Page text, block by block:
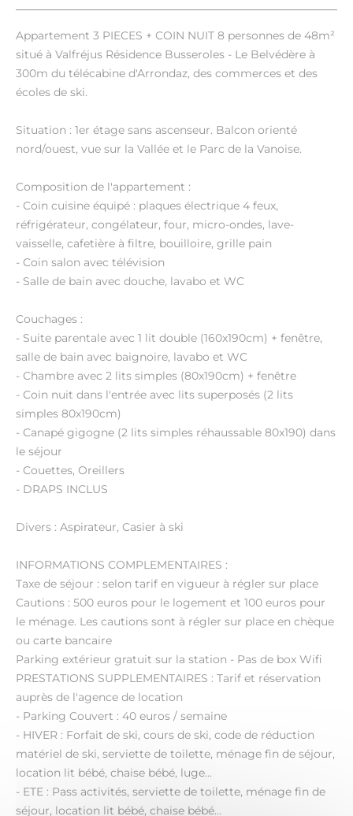
Appartement 3 PIECES + COIN NUIT 8 personnes de 48m²
situé à Valfréjus Résidence Busseroles - Le Belvédère à
300m du télécabine d'Arrondaz, des commerces et des
écoles de ski.
Situation : 1er étage sans ascenseur. Balcon orienté
nord/ouest, vue sur la Vallée et le Parc de la Vanoise.
Composition de l'appartement :
- Coin cuisine équipé : plaques électrique 4 feux,
réfrigérateur, congélateur, four, micro-ondes, lave-
vaisselle, cafetière à filtre, bouilloire, grille pain
- Coin salon avec télévision
- Salle de bain avec douche, lavabo et WC
Couchages :
- Suite parentale avec 1 lit double (160x190cm) + fenêtre,
salle de bain avec baignoire, lavabo et WC
- Chambre avec 2 lits simples (80x190cm) + fenêtre
- Coin nuit dans l'entrée avec lits superposés (2 lits
simples 80x190cm)
- Canapé gigogne (2 lits simples réhaussable 80x190) dans
le séjour
- Couettes, Oreillers
- DRAPS INCLUS
Divers : Aspirateur, Casier à ski
INFORMATIONS COMPLEMENTAIRES :
Taxe de séjour : selon tarif en vigueur à régler sur place
Cautions : 500 euros pour le logement et 100 euros pour
le ménage. Les cautions sont à régler sur place en chèque
ou carte bancaire
Parking extérieur gratuit sur la station - Pas de box Wifi
PRESTATIONS SUPPLEMENTAIRES : Tarif et réservation
auprès de l'agence de location
- Parking Couvert : 40 euros / semaine
- HIVER : Forfait de ski, cours de ski, code de réduction
matériel de ski, serviette de toilette, ménage fin de séjour,
location lit bébé, chaise bébé, luge...
- ETE : Pass activités, serviette de toilette, ménage fin de
séjour, location lit bébé, chaise bébé...